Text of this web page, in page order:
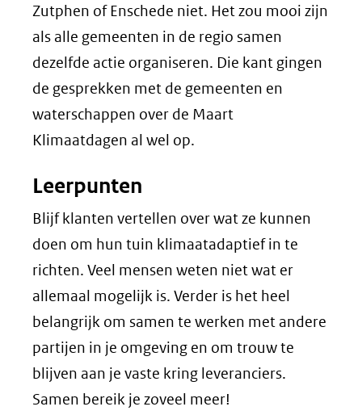
Zutphen of Enschede niet. Het zou mooi zijn
als alle gemeenten in de regio samen
dezelfde actie organiseren. Die kant gingen
de gesprekken met de gemeenten en
waterschappen over de Maart
Klimaatdagen al wel op.
Leerpunten
Blijf klanten vertellen over wat ze kunnen
doen om hun tuin klimaatadaptief in te
richten. Veel mensen weten niet wat er
allemaal mogelijk is. Verder is het heel
belangrijk om samen te werken met andere
partijen in je omgeving en om trouw te
blijven aan je vaste kring leveranciers.
Samen bereik je zoveel meer!